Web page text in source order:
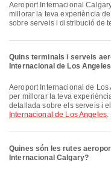
Aeroport Internacional Calgary ofereix i moltes altres comoditats per
millorar la teva experiència
sobre serveis i distribució de
Quins terminals i serveis
Internacional de Los
Aeroport Internacional de Los Angeles ofereix i moltes altres comoditats
per millorar la teva
detallada sobre els serveis i
Internacional de Los Angeles.
Quines són les rutes
Internacional Calgary?